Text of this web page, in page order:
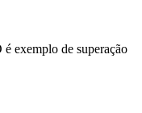
exemplo de superação